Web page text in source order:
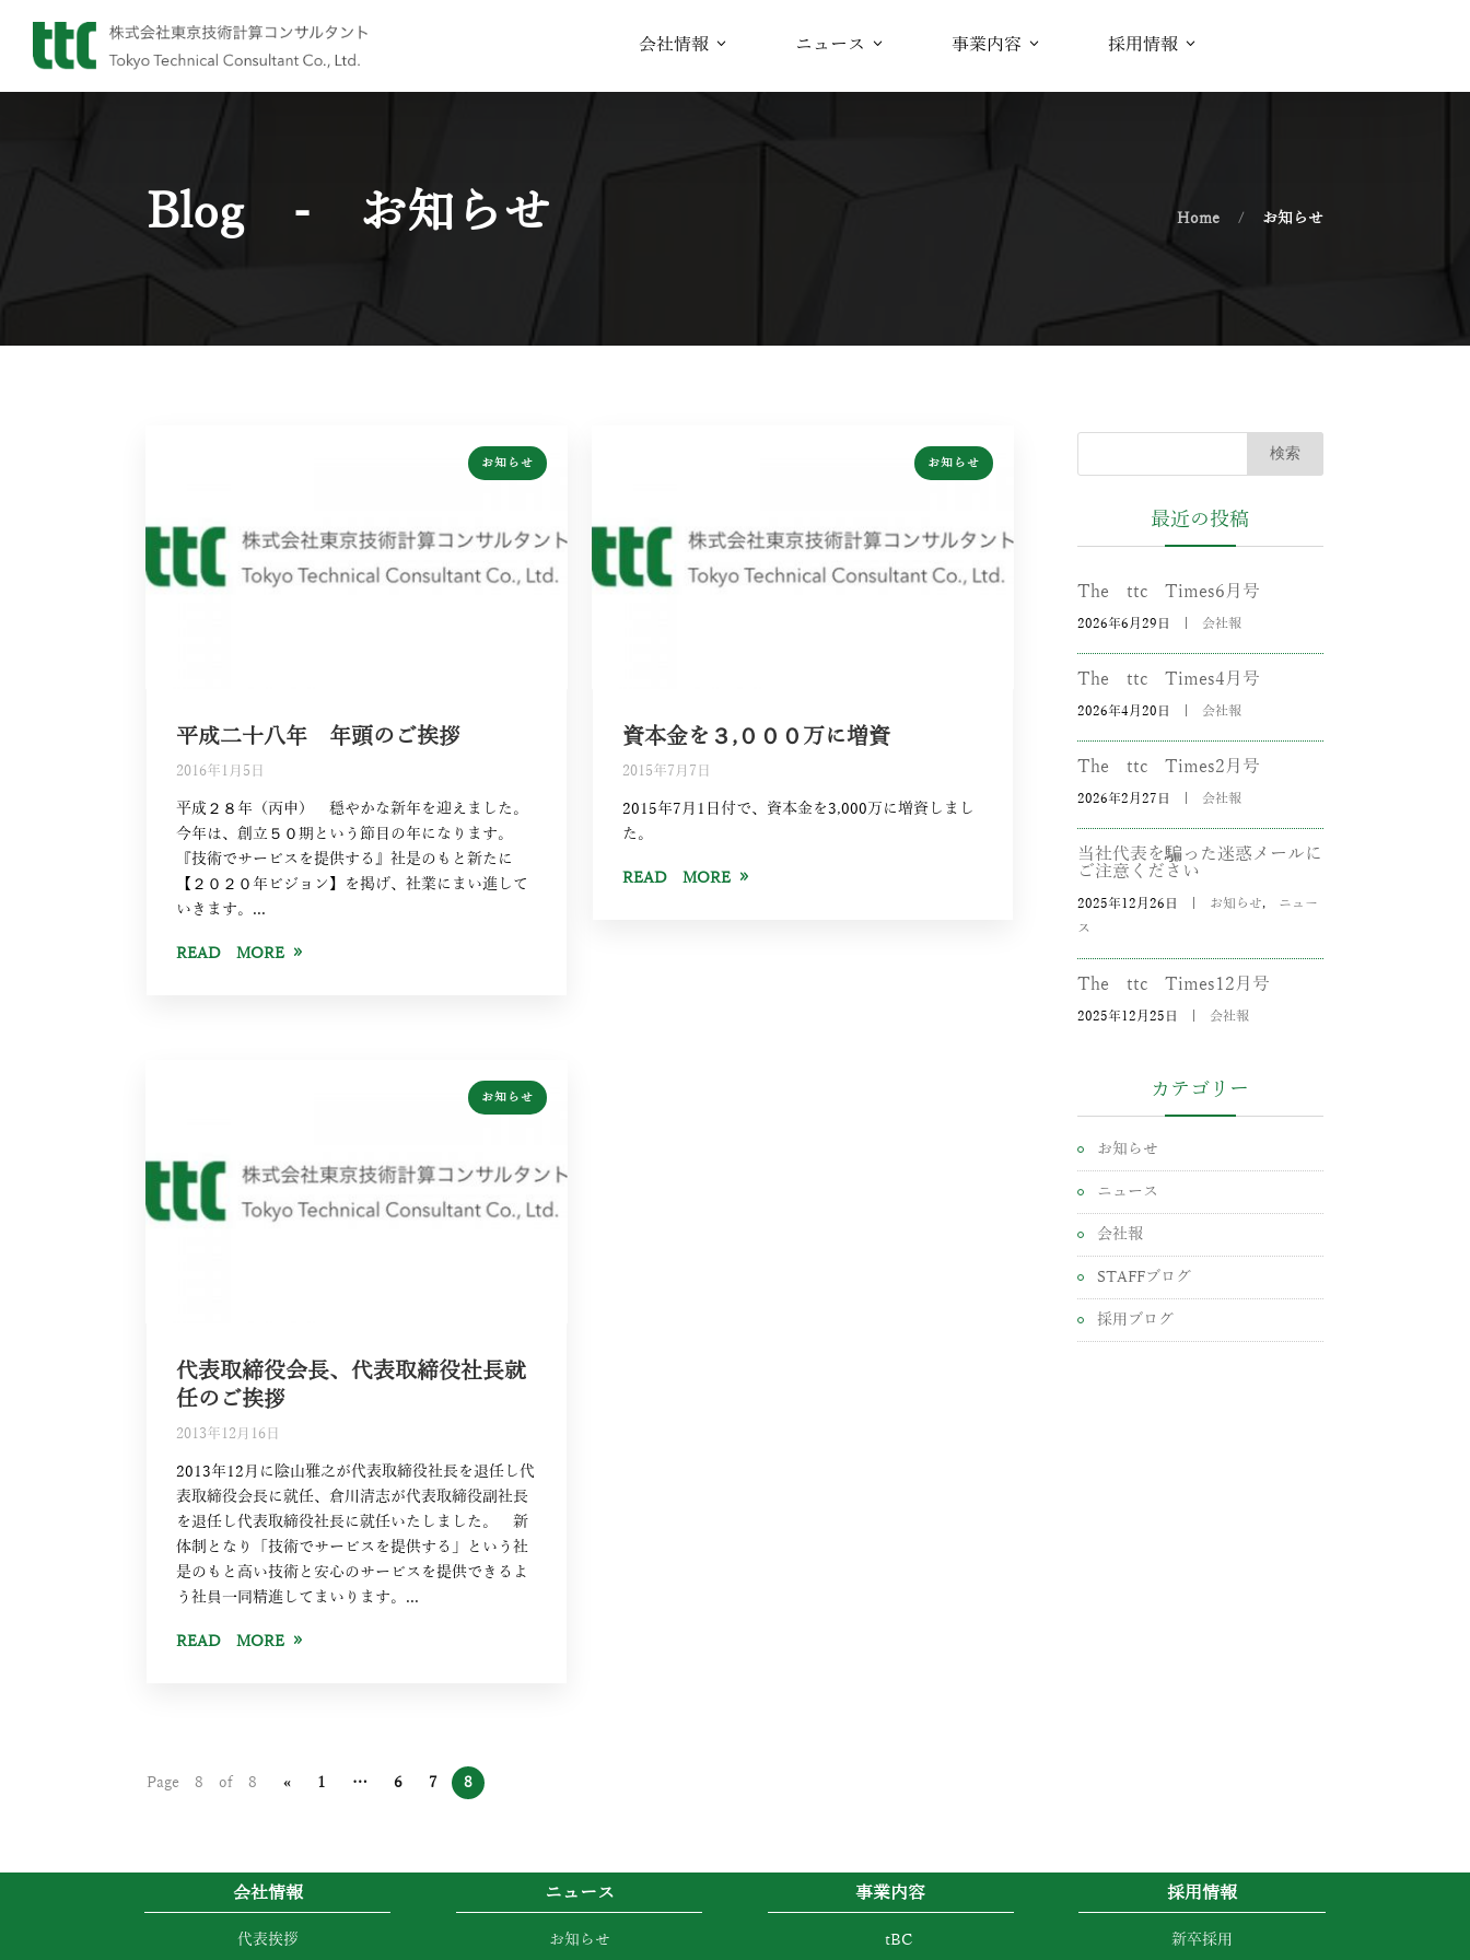
会社情報 ニュース 事業内容 採用情報
Blog - お知らせ Home お知らせ
お知らせ
平成二十八年 年頭のご挨拶
2016年1月5日
平成２８年（丙申） 穏やかな新年を迎えました。
今年は、創立５０期という節目の年になります。
『技術でサービスを提供する』社是のもと新たに
【２０２０年ビジョン】を掲げ、社業にまい進して
いきます。...
READ MORE
お知らせ
資本金を３,０００万に増資
2015年7月7日
2015年7月1日付で、資本金を3,000万に増資しまし
た。
READ MORE
お知らせ
代表取締役会長、代表取締役社長就
任のご挨拶
2013年12月16日
2013年12月に陰山雅之が代表取締役社長を退任し代
表取締役会長に就任、倉川清志が代表取締役副社長
を退任し代表取締役社長に就任いたしました。 新
体制となり「技術でサービスを提供する」という社
是のもと高い技術と安心のサービスを提供できるよ
う社員一同精進してまいります。...
READ MORE
Page 8 of 8 « 1 … 6 7 8
最近の投稿
The ttc Times6月号
2026年6月29日 会社報
The ttc Times4月号
2026年4月20日 会社報
The ttc Times2月号
2026年2月27日 会社報
当社代表を騙った迷惑メールに
ご注意ください
2025年12月26日 お知らせ, ニュー
ス
The ttc Times12月号
2025年12月25日 会社報
カテゴリー
お知らせ
ニュース
会社報
STAFFブログ
採用ブログ
会社情報
代表挨拶
ニュース
お知らせ
事業内容
tBC
採用情報
新卒採用